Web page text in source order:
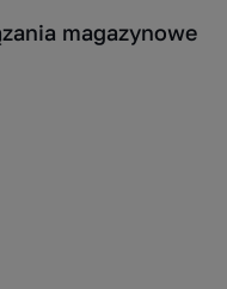
magazynowe